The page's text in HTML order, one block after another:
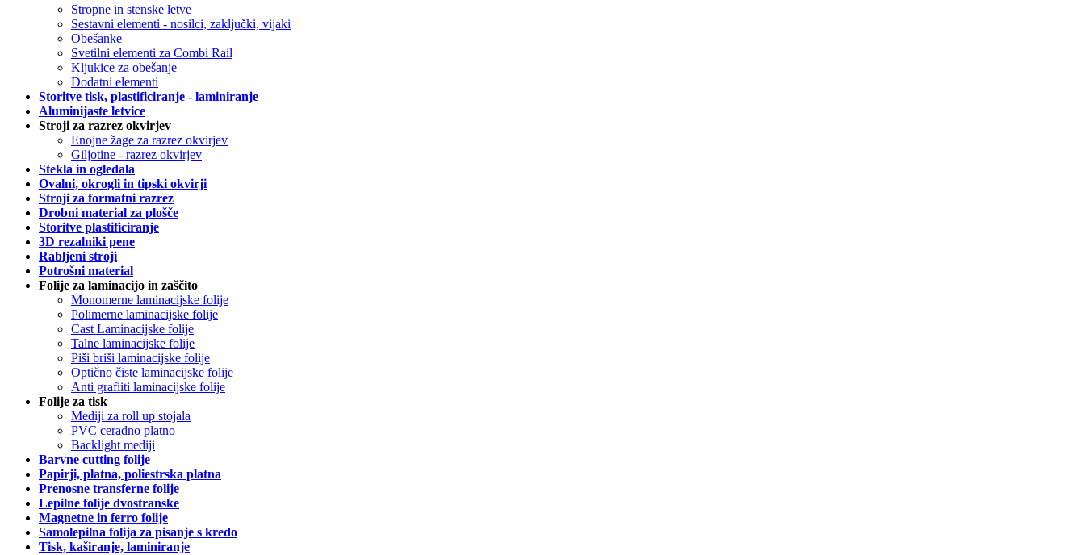
Stropne in stenske letve
Sestavni elementi - nosilci, zaključki, vijaki
Obešanke
Svetilni elementi za Combi Rail
Kljukice za obešanje
Dodatni elementi
Storitve tisk, plastificiranje - laminiranje
Aluminijaste letvice
Stroji za razrez okvirjev
Enojne žage za razrez okvirjev
Giljotine - razrez okvirjev
Stekla in ogledala
Ovalni, okrogli in tipski okvirji
Stroji za formatni razrez
Drobni material za plošče
Storitve plastificiranje
3D rezalniki pene
Rabljeni stroji
Potrošni material
Folije za laminacijo in zaščito
Monomerne laminacijske folije
Polimerne laminacijske folije
Cast Laminacijske folije
Talne laminacijske folije
Piši briši laminacijske folije
Optično čiste laminacijske folije
Anti grafiiti laminacijske folije
Folije za tisk
Mediji za roll up stojala
PVC ceradno platno
Backlight mediji
Barvne cutting folije
Papirji, platna, poliestrska platna
Prenosne transferne folije
Lepilne folije dvostranske
Magnetne in ferro folije
Samolepilna folija za pisanje s kredo
Tisk, kaširanje, laminiranje